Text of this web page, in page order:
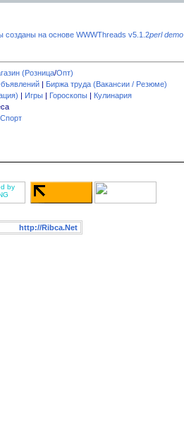
созданы на основе WWWThreads v5.1.2perl demo
(Розница/Опт)
| Биржа труда (Вакансии / Резюме)
| Игры | Гороскопы | Кулинария
Спорт
http://Ribca.Net